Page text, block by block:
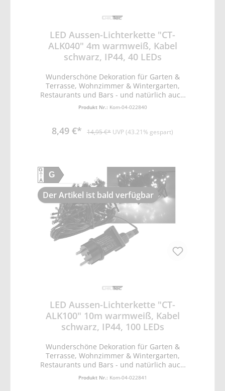
LED Aussen-Lichterkette "CT-
ALK040" 4m warmweiß, Kabel
schwarz, IP44, 40 LEDs
Wunderschöne Dekoration für Garten &
Terrasse, Wohnzimmer & Wintergarten,
Restaurants und Bars - und natürlich auch
für die Adventszeit! • Lichtfarbe warmweiß •
je 10cm Abstand • Leitungs /- Kabelfarbe
Verbrauch ca. 2,5W • DEKO Leuchte, nicht
zur Raumbeleuchtung geeignet Dokumente:
Bedienungsanleitung: Download
Herstellerdaten (GPSR): ChiliTec GmbH,
Bäckerberg 12, 38165 Lehre-Essenrode,
kontakt@chilitec.de
Produkt Nr.: Kom-04-022840
8,49 €* 14,95 €* UVP (43.21% gespart)
G
G
A
Der Artikel ist bald verfügbar
LED Aussen-Lichterkette "CT-
ALK100" 10m warmweiß, Kabel
schwarz, IP44, 100 LEDs
Wunderschöne Dekoration für Garten &
Terrasse, Wohnzimmer & Wintergarten,
Restaurants und Bars - und natürlich auch
für die Adventszeit! • Lichtfarbe warmweiß •
Produkt Nr.: Kom-04-022841